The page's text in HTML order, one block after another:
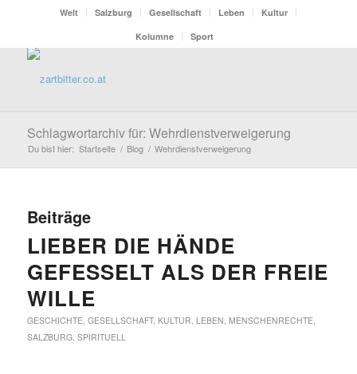
Welt Salzburg Gesellschaft Leben
Kultur
Kolumne
Sport
Schlagwortarchiv für: Wehrdienstverweigerung
Du bist hier: Startseite / Blog / Wehrdienstverweigerung
Beiträge
LIEBER DIE HÄNDE
GEFESSELT ALS DER FREIE
WILLE
GESCHICHTE, GESELLSCHAFT, KULTUR, LEBEN, MENSCHENRECHTE,
SALZBURG, SPIRITUELL